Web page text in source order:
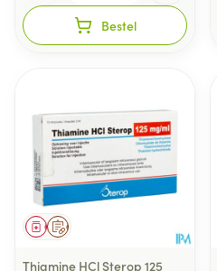
Bestel
Op voorschrift
Geneesmiddel
Thiamine HCl Sterop 125